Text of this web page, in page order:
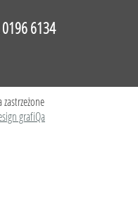
6134
grafiQa